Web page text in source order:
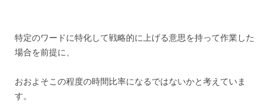
特定のワードに特化して戦略的に上げる意思を持って作業した
場合を前提に、
おおよそこの程度の時間比率になるではないかと考えていま
す。